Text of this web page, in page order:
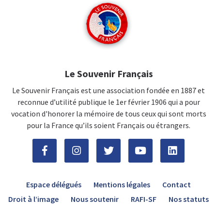
Le Souvenir Français
Le Souvenir Français est une association fondée en 1887 et
reconnue d’utilité publique le 1er février 1906 qui a pour
vocation d'honorer la mémoire de tous ceux qui sont morts
pour la France qu’ils soient Français ou étrangers.
Espace délégués Mentions légales
Contact
Droit à l’image
Nous soutenir RAFI-SF Nos statuts